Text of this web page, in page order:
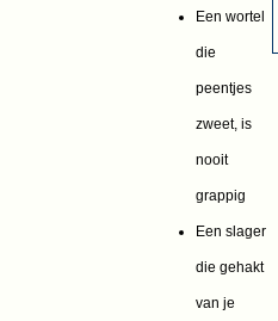
Een wortel
die
peentjes
zweet, is
nooit
grappig
Een slager
die gehakt
van je